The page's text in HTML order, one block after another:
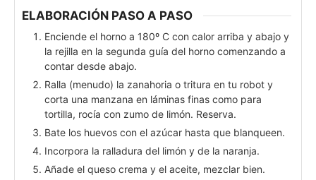
ELABORACIÓN PASO A PASO
Enciende el horno a 180º C con calor arriba y abajo y
la rejilla en la segunda guía del horno comenzando a
contar desde abajo.
Ralla (menudo) la zanahoria o tritura en tu robot y
corta una manzana en láminas finas como para
tortilla, rocía con zumo de limón. Reserva.
Bate los huevos con el azúcar hasta que blanqueen.
Incorpora la ralladura del limón y de la naranja.
Añade el queso crema y el aceite, mezclar bien.